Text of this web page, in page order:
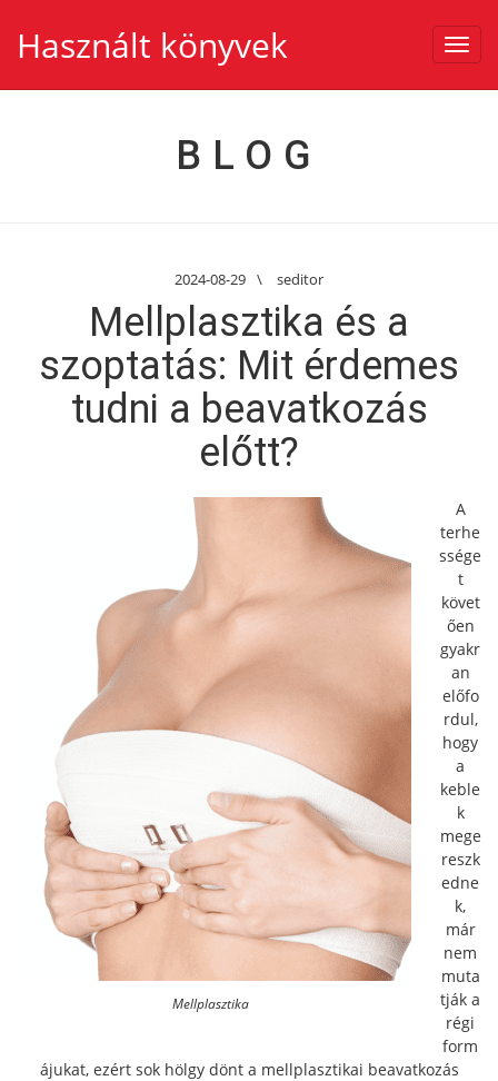
Használt könyvek
BLOG
2024-08-29 \ seditor
Mellplasztika és a
szoptatás: Mit érdemes
tudni a beavatkozás
előtt?
Mellplasztika
A
terhe
ssége
t
követ
ően
gyakr
an
előfo
rdul,
hogy
a
keble
k
mege
reszk
edne
k,
már
nem
muta
tják a
régi
form
ájukat, ezért sok hölgy dönt a mellplasztikai beavatkozás